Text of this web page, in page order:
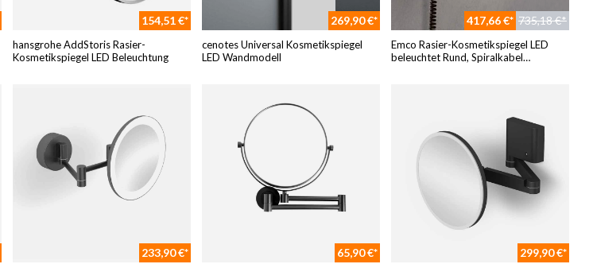
154,51 €*
hansgrohe AddStoris Rasier-
Kosmetikspiegel LED Beleuchtung
269,90 €*
cenotes Universal Kosmetikspiegel
LED Wandmodell
417,66 €* 735,18 €*
Emco Rasier-Kosmetikspiegel LED
beleuchtet Rund, Spiralkabel
233,90 €* 65,90 €* 299,90 €*